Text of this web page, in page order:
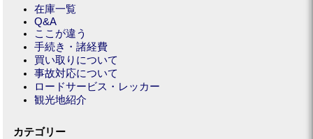
在庫一覧
Q&A
ここが違う
手続き・諸経費
買い取りについて
事故対応について
ロードサービス・レッカー
観光地紹介
カテゴリー